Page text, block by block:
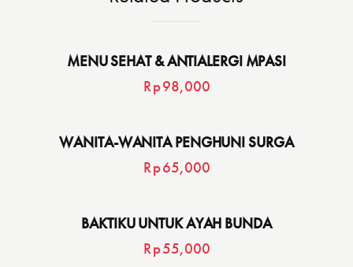
MENU SEHAT & ANTIALERGI MPASI
Rp98,000
WANITA-WANITA PENGHUNI SURGA
Rp65,000
BAKTIKU UNTUK AYAH BUNDA
Rp55,000